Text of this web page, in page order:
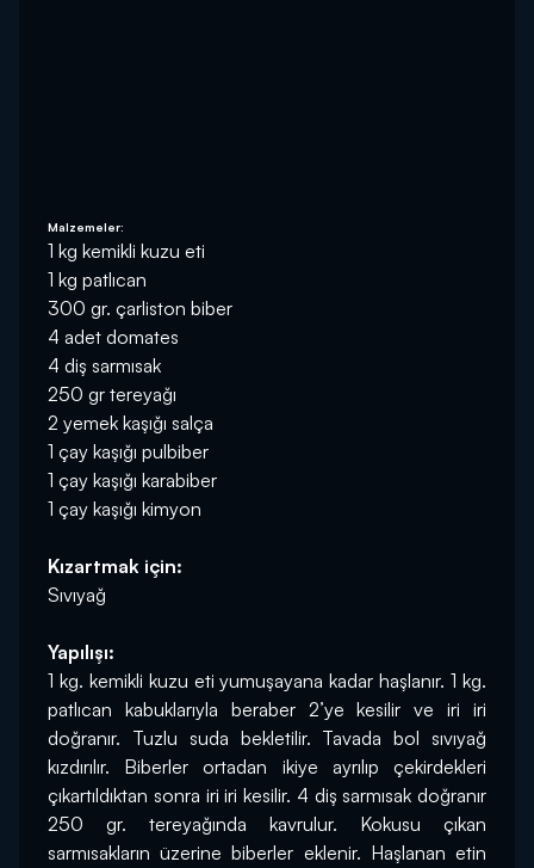
Malzemeler:
1 kg kemikli kuzu eti
1 kg patlıcan
300 gr. çarliston biber
4 adet domates
4 diş sarmısak
250 gr tereyağı
2 yemek kaşığı salça
1 çay kaşığı pulbiber
1 çay kaşığı karabiber
1 çay kaşığı kimyon
Kızartmak için:
Sıvıyağ
Yapılışı:
1 kg. kemikli kuzu eti yumuşayana kadar haşlanır. 1 kg.
patlıcan kabuklarıyla beraber 2’ye kesilir ve iri iri
doğranır. Tuzlu suda bekletilir. Tavada bol sıvıyağ
kızdırılır. Biberler ortadan ikiye ayrılıp çekirdekleri
çıkartıldıktan sonra iri iri kesilir. 4 diş sarmısak doğranır
250 gr. tereyağında kavrulur. Kokusu çıkan
sarmısakların üzerine biberler eklenir. Haşlanan etin